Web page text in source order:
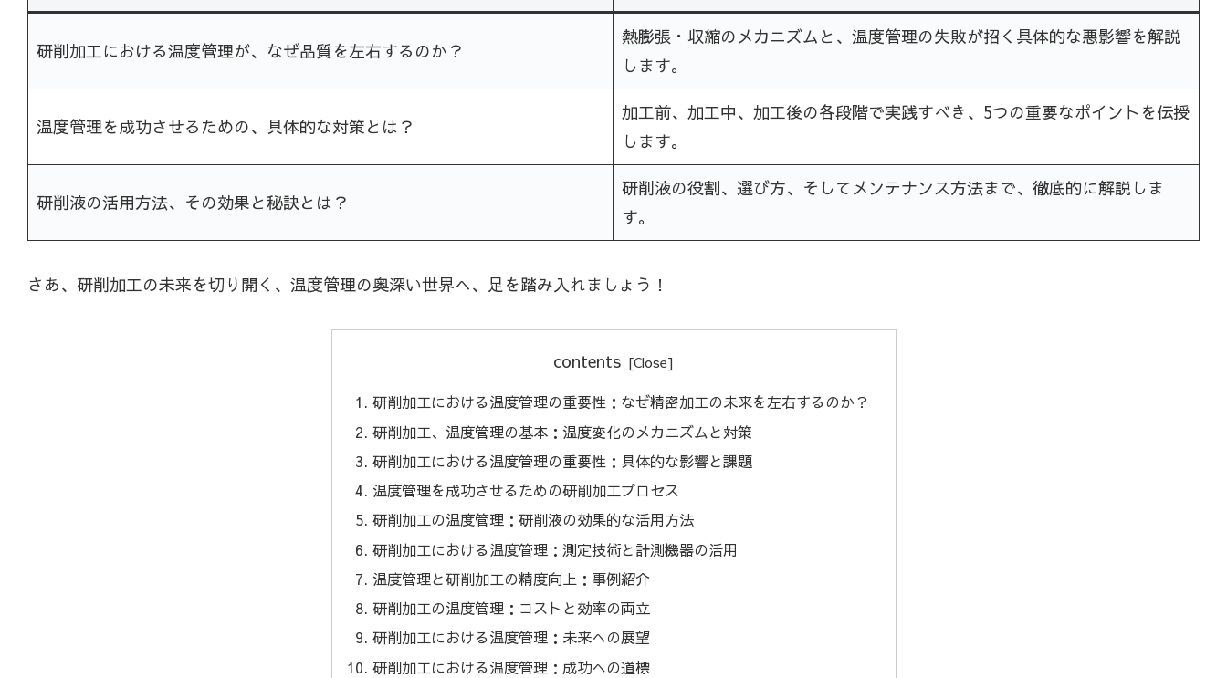
研削加工における温度管理が、なぜ品質を左右するのか？
熱膨張・収縮のメカニズムと、温度管理の失敗が招く具体的な悪影響を解説
します。
温度管理を成功させるための、具体的な対策とは？
加工前、加工中、加工後の各段階で実践すべき、5つの重要なポイントを伝授
します。
研削液の活用方法、その効果と秘訣とは？
研削液の役割、選び方、そしてメンテナンス方法まで、徹底的に解説しま
す。
さあ、研削加工の未来を切り開く、温度管理の奥深い世界へ、足を踏み入れましょう！
contents
研削加工における温度管理の重要性：なぜ精密加工の未来を左右するのか？
研削加工、温度管理の基本：温度変化のメカニズムと対策
研削加工における温度管理の重要性：具体的な影響と課題
温度管理を成功させるための研削加工プロセス
研削加工の温度管理：研削液の効果的な活用方法
研削加工における温度管理：測定技術と計測機器の活用
温度管理と研削加工の精度向上：事例紹介
研削加工の温度管理：コストと効率の両立
研削加工における温度管理：未来への展望
研削加工における温度管理：成功への道標